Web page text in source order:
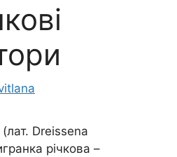
(лат. Dreissena
річкова –